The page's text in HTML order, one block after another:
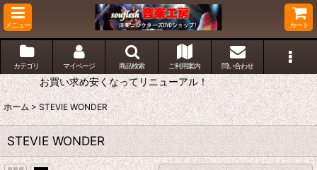
メニュー カート
カテゴリ マイページ 商品検索 ご利用案内 問い合わせ
お買い求め安くなってリニューアル！
ホーム > STEVIE WONDER
STEVIE WONDER